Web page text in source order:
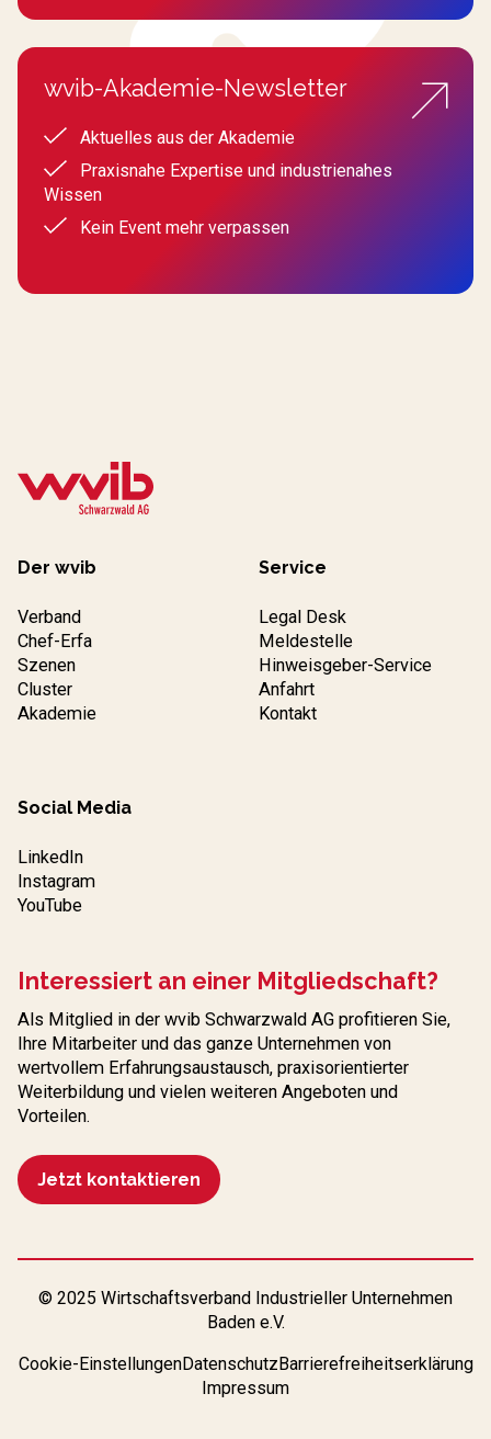
wvib-Akademie-Newsletter
Aktuelles aus der Akademie
Praxisnahe Expertise und industrienahes
Wissen
Kein Event mehr verpassen
Der wvib
Verband
Chef-Erfa
Szenen
Cluster
Akademie
Service
Legal Desk
Meldestelle
Hinweisgeber-Service
Anfahrt
Kontakt
Social Media
LinkedIn
Instagram
YouTube
Interessiert an einer Mitgliedschaft?
Als Mitglied in der wvib Schwarzwald AG profitieren Sie,
Ihre Mitarbeiter und das ganze Unternehmen von
wertvollem Erfahrungs­austausch, praxisorientierter
Weiterbildung und vielen weiteren Angeboten und
Vorteilen.
Jetzt kontaktieren
© 2025 Wirtschaftsverband Industrieller Unternehmen
Baden e.V.
Cookie-EinstellungenDatenschutz Barrierefreiheitserklärung
Impressum